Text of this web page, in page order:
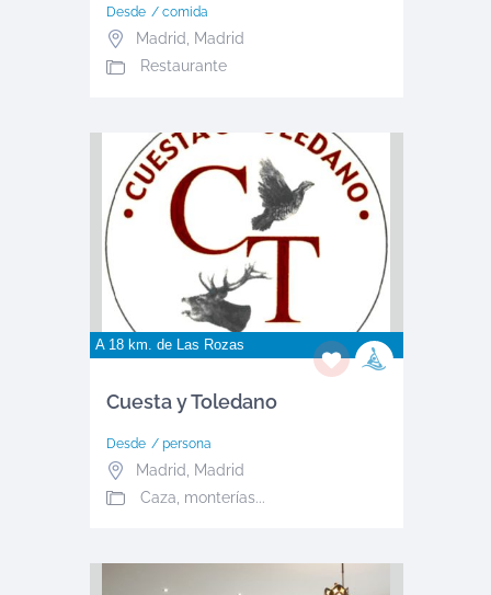
Desde / comida
Madrid
Madrid
Restaurante
A 18 km. de Las Rozas
Cuesta y Toledano
Desde / persona
Madrid
Madrid
Caza, monterías...